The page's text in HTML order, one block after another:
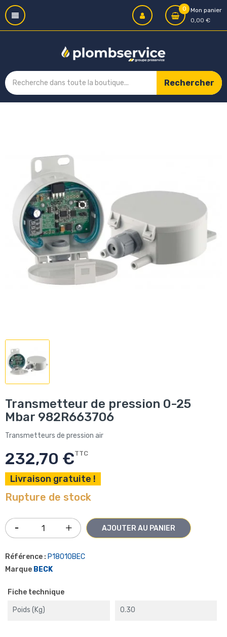
0
Mon panier
0,00 €
Rechercher
Transmetteur de pression 0-25
Mbar 982R663706
Transmetteurs de pression air
232,70 €TTC
Livraison gratuite !
Rupture de stock
AJOUTER AU PANIER
Référence : P18010BEC
Marque BECK
Fiche technique
Poids (kg) 0.30